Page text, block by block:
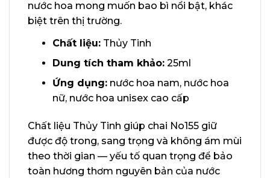
nước hoa mong muốn bao bì nổi bật, khác
biệt trên thị trường.
Chất liệu:Thủy Tinh
Dung tích tham khảo:25ml
Ứng dụng:nước hoa nam, nước hoa
nữ, nước hoa unisex cao cấp
Chất liệu Thủy Tinh giúp chai No155 giữ
được độ trong, sang trọng và không ám mùi
theo thời gian — yếu tố quan trọng để bảo
toàn hương thơm nguyên bản của nước